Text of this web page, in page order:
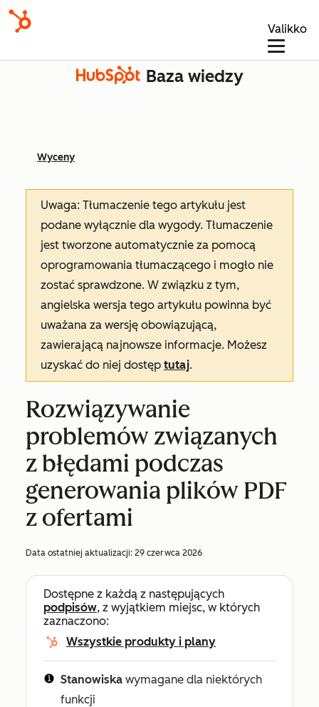
Valikko
Baza wiedzy
Wyceny
Uwaga: Tłumaczenie tego artykułu jest
podane wyłącznie dla wygody. Tłumaczenie
jest tworzone automatycznie za pomocą
oprogramowania tłumaczącego i mogło nie
zostać sprawdzone. W związku z tym,
angielska wersja tego artykułu powinna być
uważana za wersję obowiązującą,
zawierającą najnowsze informacje. Możesz
uzyskać do niej dostęp tutaj.
Rozwiązywanie
problemów związanych
z błędami podczas
generowania plików PDF
z ofertami
Data ostatniej aktualizacji: 29 czerwca 2026
Dostępne z każdą z następujących
podpisów, z wyjątkiem miejsc, w których
zaznaczono:
Wszystkie produkty i plany
Stanowiska wymagane dla niektórych
funkcji